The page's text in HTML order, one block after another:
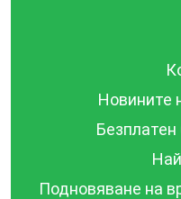
Новините
Безплатен
Подновяване на